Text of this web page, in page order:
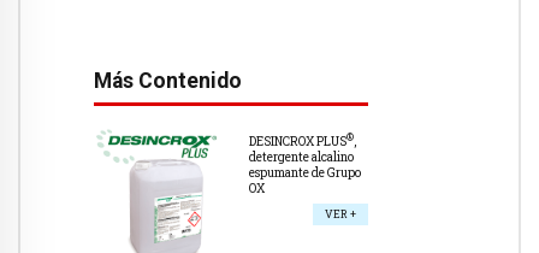
Más Contenido
DESINCROX PLUS®,
detergente alcalino
espumante de Grupo
OX
VER +